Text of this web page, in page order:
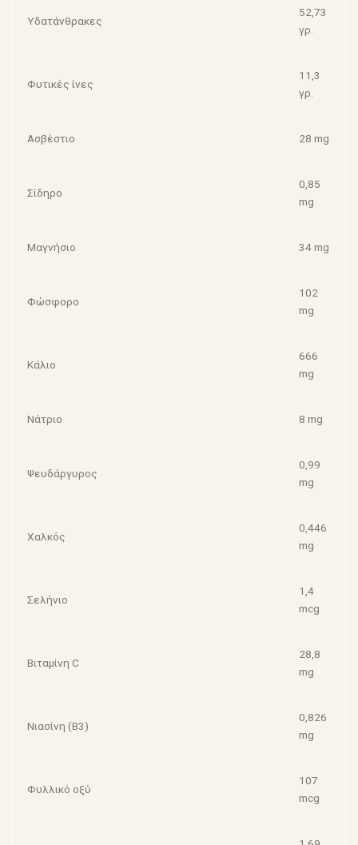
Υδατάνθρακες
52,73
γρ.
Φυτικές ίνες
11,3
γρ.
Ασβέστιο 28 mg
Σίδηρο
0,85
mg
Μαγνήσιο 34 mg
Φώσφορο
102
mg
Κάλιο
666
mg
Νάτριο 8 mg
Ψευδάργυρος
0,99
mg
Χαλκός
0,446
mg
Σελήνιο
1,4
mcg
Βιταμίνη C
28,8
mg
Νιασίνη (Β3)
0,826
mg
Φυλλικό οξύ
107
mcg